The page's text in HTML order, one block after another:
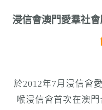
浸信會澳門愛羣社
於2012年7月浸信會
喉浸信會首次在澳